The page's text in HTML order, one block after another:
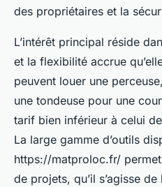
des propriétaires et la
L’intérêt principal réside
et la flexibilité accrue
peuvent louer une
une tondeuse pour une
tarif bien inférieur à celui
La large gamme d’outils
https://matproloc.fr/
de projets, qu’il s’agisse